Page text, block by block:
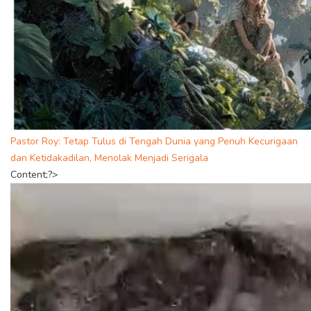
Pastor Roy: Tetap Tulus di Tengah Dunia yang Penuh Kecurigaan
dan Ketidakadilan, Menolak Menjadi Serigala
Content;?>